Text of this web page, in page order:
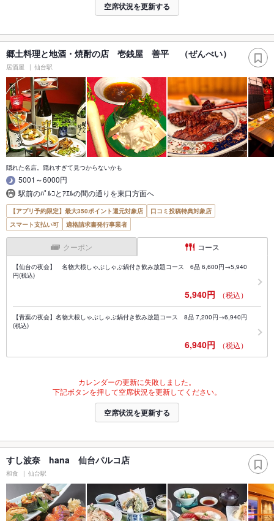
空席状況を更新する
郷土料理と地酒・焼酎の店 壱銭屋 善平 （ぜんべい）
居酒屋 仙台駅
隠れた名店。隠れすぎて見つからないかも
5001～6000円
駅前のﾊﾟﾙｺとｱｴﾙの間の通りを東口方面へ
【アプリ予約限定】最大350ポイント還元対象店
口コミ投稿特典対象店
スマート支払い可
適格請求書発行事業者
クーポン コース
【仙台の夜会】 名物大根しゃぶしゃぶ鍋付き飲み放題コース 6品 6,600円→5,940
円(税込)
5,940円 （税込）
【青葉の夜会】名物大根しゃぶしゃぶ鍋付き飲み放題コース 8品 7,200円→6,940円
(税込)
6,940円 （税込）
カレンダーの更新に失敗しました。
下記ボタンを押して空席状況を更新してください。
空席状況を更新する
すし波奈 hana 仙台パルコ店
和食 仙台駅